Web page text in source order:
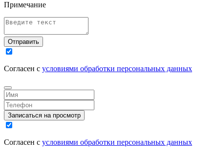
Примечание
Отправить
Согласен с условиями обработки персональных данных
Записаться на просмотр
Согласен с условиями обработки персональных данных